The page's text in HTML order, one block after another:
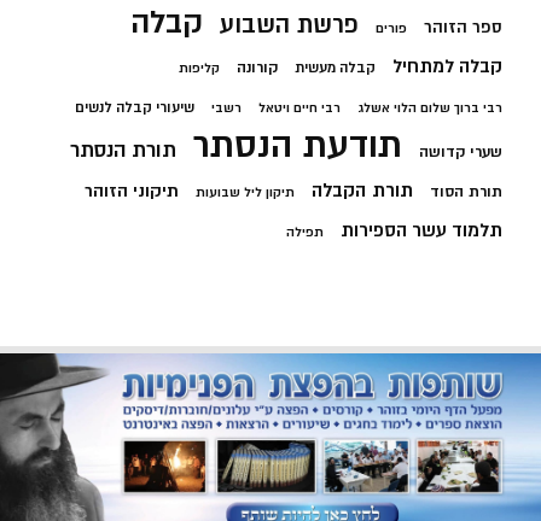
ספר הזוהר פורים פרשת השבוע קבלה
קבלה למתחיל קבלה מעשית קורונה קליפות
רבי ברוך שלום הלוי אשלג רבי חיים ויטאל רשבי שיעורי קבלה לנשים
שערי קדושה תודעת הנסתר תורת הנסתר
תורת הסוד תורת הקבלה תיקון ליל שבועות תיקוני הזוהר
תלמוד עשר הספירות תפילה